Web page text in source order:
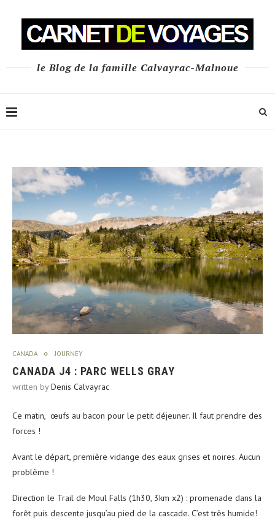
le Blog de la famille Calvayrac-Malnoue
CANADA JOURNEY
CANADA J4 : PARC WELLS GRAY
written byDenis Calvayrac
Ce matin, œufs au bacon pour le petit déjeuner. Il faut prendre des
forces !
Avant le départ, première vidange des eaux grises et noires. Aucun
problème !
Direction le Trail de Moul Falls (1h30, 3km x2) : promenade dans la
forêt puis descente jusqu’au pied de la cascade. C’est très humide!